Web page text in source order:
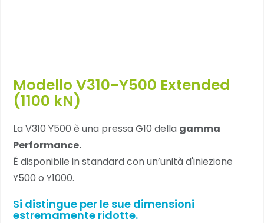
Modello V310-Y500 Extended
(1100 kN)
La V310 Y500 è una pressa G10 della gamma
Performance.
É disponibile in standard con un’unità d'iniezione
Y500 o Y1000.
Si distingue per le sue dimensioni
estremamente ridotte.